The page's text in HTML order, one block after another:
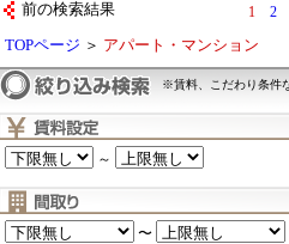
前の検索結果 1 2
TOPページ ＞ アパート・マンション
※賃料、こだわり条件
～
〜